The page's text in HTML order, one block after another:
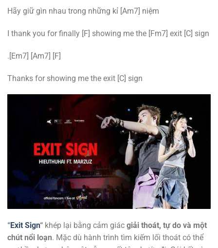
Hãy giữ gìn nhau trong những kỉ [Am7] niệm
I thank you for finally [F] showing me the [Fm7] exit [C] sign
.[Em7] [Am7] [F]
Thanks for showing me the exit [C] sign
“Exit Sign“ khép lại bằng cảm giác giải thoát, tự do và một
chút nổi loạn. Mặc dù hành trình tìm kiếm lối thoát có thể